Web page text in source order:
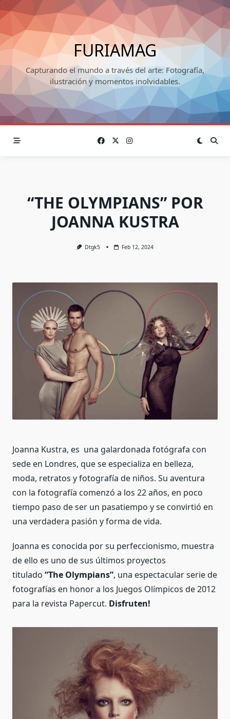
Skip
to
content
FURIAMAG
Capturando el mundo a través del arte: Fotografía,
ilustración y momentos inolvidables.
“THE OLYMPIANS” POR
JOANNA KUSTRA
Dtgk5 Feb 12, 2024
Joanna Kustra, es una galardonada fotógrafa con
sede en Londres, que se especializa en belleza,
moda, retratos y fotografía de niños. Su aventura
con la fotografía comenzó a los 22 años, en poco
tiempo paso de ser un pasatiempo y se convirtió en
una verdadera pasión y forma de vida.
Joanna es conocida por su perfeccionismo, muestra
de ello es uno de sus últimos proyectos
titulado “The Olympians”, una espectacular serie de
fotografías en honor a los Juegos Olímpicos de 2012
para la revista Papercut. Disfruten!